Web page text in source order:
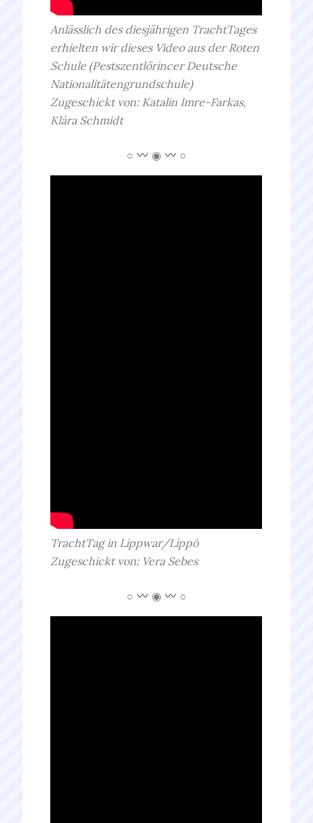
Anlässlich des diesjährigen TrachtTages
erhielten wir dieses Video aus der Roten
Schule (Pestszentlőrincer Deutsche
Nationalitätengrundschule)
Zugeschickt von: Katalin Imre-Farkas,
Klára Schmidt
○ ◉ ○
TrachtTag in Lippwar/Lippó
Zugeschickt von: Vera Sebes
○ ◉ ○